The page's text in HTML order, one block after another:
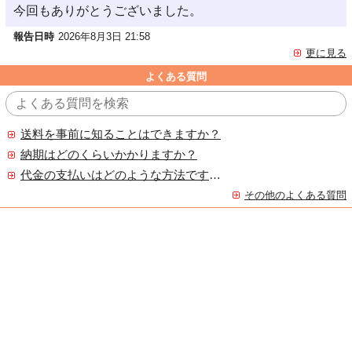
今回もありがとうございました。
報告日時 2026年8月3日 21:58
更に見る
よくある質問
送料を事前に知ることはできますか？
納期はどのくらいかかりますか？
代金の支払いはどのような方法ですか？
その他のよくある質問